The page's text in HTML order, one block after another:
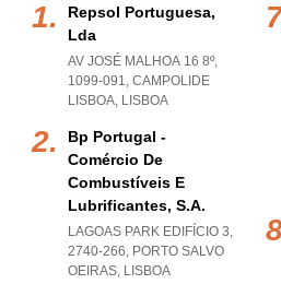
Repsol Portuguesa,
Lda
AV JOSÉ MALHOA 16 8º,
1099-091, CAMPOLIDE
LISBOA, LISBOA
Bp Portugal -
Comércio De
Combustíveis E
Lubrificantes, S.a.
LAGOAS PARK EDIFÍCIO 3,
2740-266, PORTO SALVO
OEIRAS, LISBOA